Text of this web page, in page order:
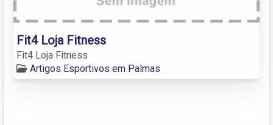
Fit4 Loja Fitness
Fit4 Loja Fitness
Artigos Esportivos em Palmas